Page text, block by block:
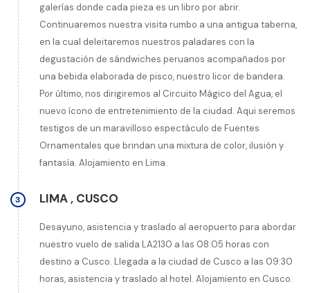
galerías donde cada pieza es un libro por abrir.
Continuaremos nuestra visita rumbo a una antigua taberna,
en la cual deleitaremos nuestros paladares con la
degustación de sándwiches peruanos acompañados por
una bebida elaborada de pisco, nuestro licor de bandera.
Por último, nos dirigiremos al Circuito Mágico del Agua, el
nuevo ícono de entretenimiento de la ciudad. Aqui seremos
testigos de un maravilloso espectáculo de Fuentes
Ornamentales que brindan una mixtura de color, ilusión y
fantasía. Alojamiento en Lima.
3 LIMA , CUSCO
Desayuno, asistencia y traslado al aeropuerto para abordar
nuestro vuelo de salida LA2130 a las 08:05 horas con
destino a Cusco. Llegada a la ciudad de Cusco a las 09:30
horas, asistencia y traslado al hotel. Alojamiento en Cusco.